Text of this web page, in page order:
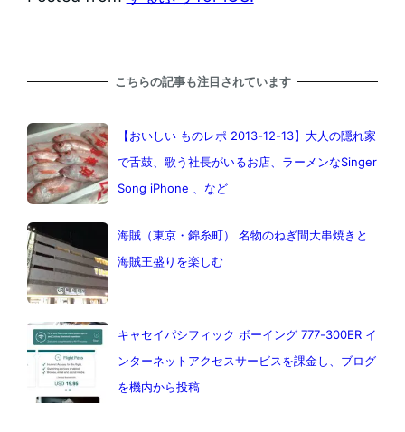
こちらの記事も注目されています
【おいしい ものレポ 2013-12-13】大人の隠れ家
で舌鼓、歌う社長がいるお店、ラーメンなSinger
Song iPhone 、など
海賊（東京・錦糸町） 名物のねぎ間大串焼きと
海賊王盛りを楽しむ
キャセイパシフィック ボーイング 777-300ER イ
ンターネットアクセスサービスを課金し、ブログ
を機内から投稿